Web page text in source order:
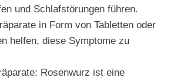
und Schlafstörungen führen.
in Form von Tabletten oder
helfen, diese Symptome zu
Rosenwurz ist eine